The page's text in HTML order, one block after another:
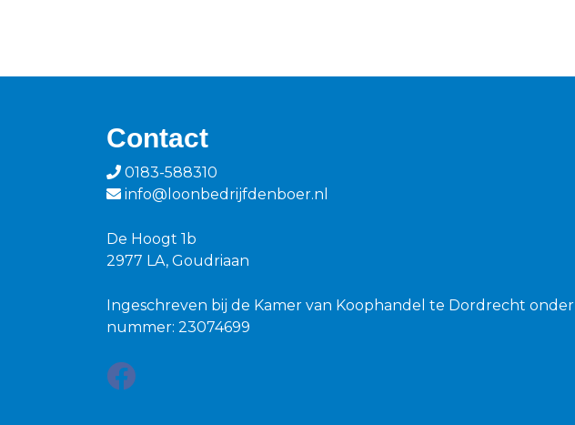
Contact
0183-588310
info@loonbedrijfdenboer.nl
De Hoogt 1b
2977 LA, Goudriaan
Ingeschreven bij de Kamer van Koophandel te Dordrecht onder
nummer: 23074699